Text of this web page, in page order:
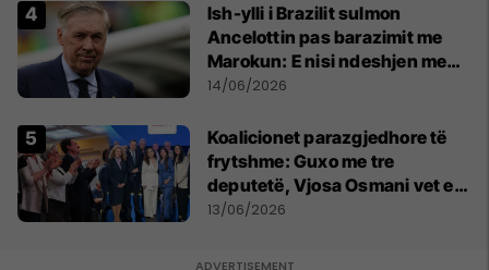
Ish-ylli i Brazilit sulmon
Ancelottin pas barazimit me
Marokun: E nisi ndeshjen me
formacionin e gabuar
14/06/2026
Koalicionet parazgjedhore të
frytshme: Guxo me tre
deputetë, Vjosa Osmani vet e
treta në Kuvend
13/06/2026